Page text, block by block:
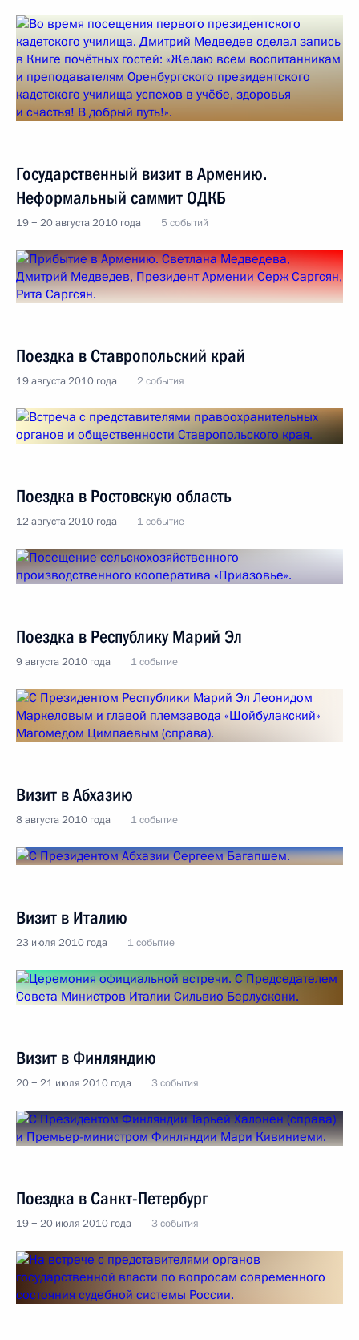
Государственный визит в Армению.
Неформальный саммит ОДКБ
19 − 20 августа 2010 года 5 событий
Поездка в Ставропольский край
19 августа 2010 года 2 события
Поездка в Ростовскую область
12 августа 2010 года 1 событие
Поездка в Республику Марий Эл
9 августа 2010 года 1 событие
Визит в Абхазию
8 августа 2010 года 1 событие
Визит в Италию
23 июля 2010 года 1 событие
Визит в Финляндию
20 − 21 июля 2010 года 3 события
Поездка в Санкт-Петербург
19 − 20 июля 2010 года 3 события